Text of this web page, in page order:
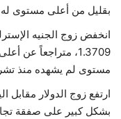
بقليل من أعلى مستوى له منذ
مستوى لم يشهده منذ تشرين
بشكل كبير على صفقة